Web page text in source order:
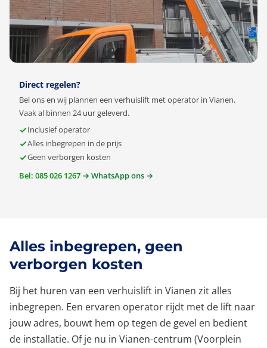
Direct regelen?
Bel ons en wij plannen een verhuislift met operator in Vianen.
Vaak al binnen 24 uur geleverd.
Inclusief operator
Alles inbegrepen in de prijs
Geen verborgen kosten
Bel: 085 026 1267 → WhatsApp ons →
Alles inbegrepen, geen
verborgen kosten
Bij het huren van een verhuislift in Vianen zit alles
inbegrepen. Een ervaren operator rijdt met de lift naar
jouw adres, bouwt hem op tegen de gevel en bedient
de installatie. Of je nu in Vianen-centrum (Voorplein